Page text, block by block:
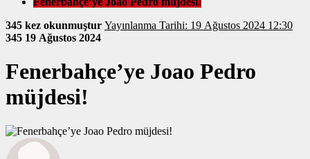
345 kez okunmuştur
Yayınlanma Tarihi: 19 Ağustos 2024 12:30
345 19 Ağustos 2024
Fenerbahçe’ye Joao Pedro
müjdesi!